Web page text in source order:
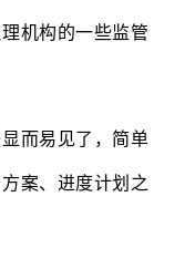
机构的一些监管
而易见了，简单
案、进度计划之